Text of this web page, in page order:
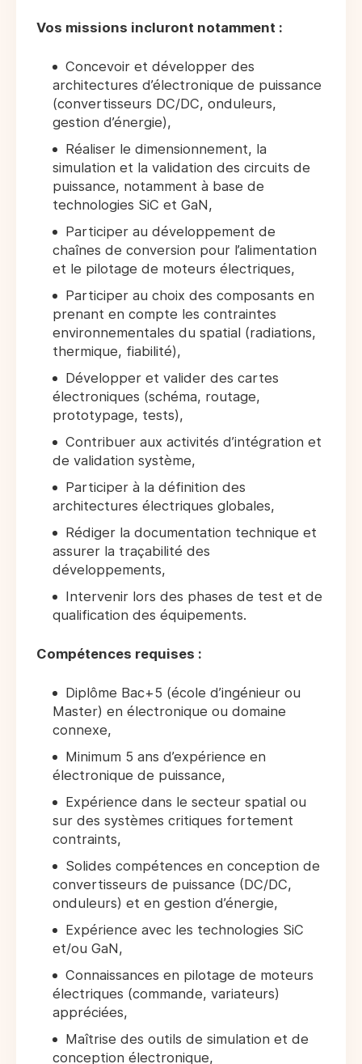
Vos missions incluront notamment :
Concevoir et développer des
architectures d’électronique de puissance
(convertisseurs DC/DC, onduleurs,
gestion d’énergie),
Réaliser le dimensionnement, la
simulation et la validation des circuits de
puissance, notamment à base de
technologies SiC et GaN,
Participer au développement de
chaînes de conversion pour l’alimentation
et le pilotage de moteurs électriques,
Participer au choix des composants en
prenant en compte les contraintes
environnementales du spatial (radiations,
thermique, fiabilité),
Développer et valider des cartes
électroniques (schéma, routage,
prototypage, tests),
Contribuer aux activités d’intégration et
de validation système,
Participer à la définition des
architectures électriques globales,
Rédiger la documentation technique et
assurer la traçabilité des
développements,
Intervenir lors des phases de test et de
qualification des équipements.
Compétences requises :
Diplôme Bac+5 (école d’ingénieur ou
Master) en électronique ou domaine
connexe,
Minimum 5 ans d’expérience en
électronique de puissance,
Expérience dans le secteur spatial ou
sur des systèmes critiques fortement
contraints,
Solides compétences en conception de
convertisseurs de puissance (DC/DC,
onduleurs) et en gestion d’énergie,
Expérience avec les technologies SiC
et/ou GaN,
Connaissances en pilotage de moteurs
électriques (commande, variateurs)
appréciées,
Maîtrise des outils de simulation et de
conception électronique,